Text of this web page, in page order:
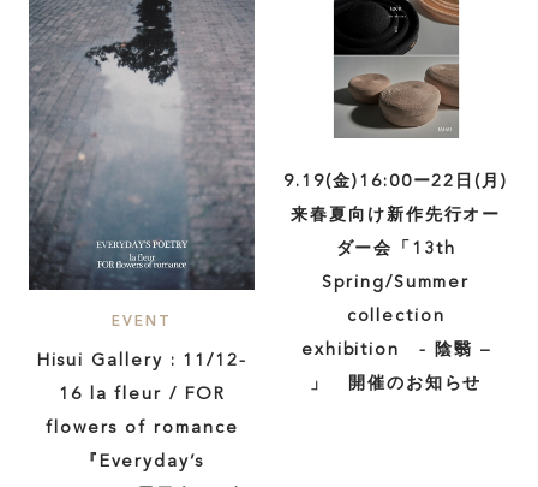
SHARE :
EVENT
Hisui Gallery : 11/12-
16 la fleur / FOR
flowers of romance
『Everyday’s
9.19(金)16:00ー22日(月)
来春夏向け新作先行オー
ダー会「13th
Spring/Summer
collection
exhibition - 陰翳 –
」 開催のお知らせ